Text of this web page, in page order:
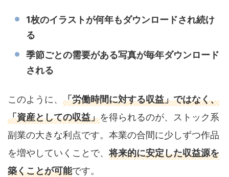
1枚のイラストが何年もダウンロードされ続け
る
季節ごとの需要がある写真が毎年ダウンロード
される
このように、 「労働時間に対する収益」ではなく、
「資産としての収益」を得られるのが、ストック系
副業の大きな利点です。本業の合間に少しずつ作品
を増やしていくことで、 将来的に安定した収益源を
築くことが可能です。